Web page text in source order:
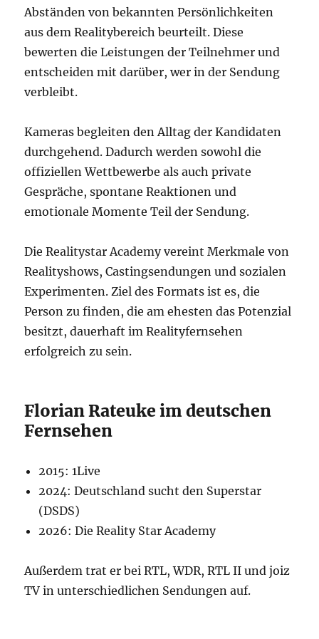
Abständen von bekannten Persönlichkeiten
aus dem Realitybereich beurteilt. Diese
bewerten die Leistungen der Teilnehmer und
entscheiden mit darüber, wer in der Sendung
verbleibt.
Kameras begleiten den Alltag der Kandidaten
durchgehend. Dadurch werden sowohl die
offiziellen Wettbewerbe als auch private
Gespräche, spontane Reaktionen und
emotionale Momente Teil der Sendung.
Die Realitystar Academy vereint Merkmale von
Realityshows, Castingsendungen und sozialen
Experimenten. Ziel des Formats ist es, die
Person zu finden, die am ehesten das Potenzial
besitzt, dauerhaft im Realityfernsehen
erfolgreich zu sein.
Florian Rateuke im deutschen
Fernsehen
2015: 1Live
2024: Deutschland sucht den Superstar
(DSDS)
2026: Die Reality Star Academy
Außerdem trat er bei RTL, WDR, RTL II und joiz
TV in unterschiedlichen Sendungen auf.